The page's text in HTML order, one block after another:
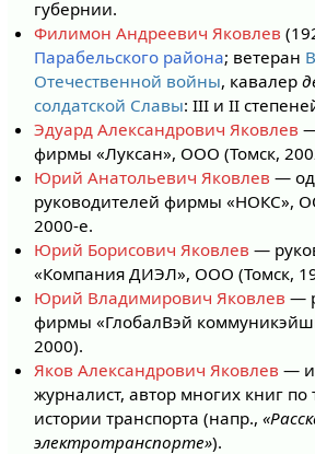
губернии.
Филимон Андреевич Яковлев
Парабельского района; ветеран
Отечественной войны, кавалер
солдатской Славы: III и II
Эдуард Александрович Яковлев
фирмы «Луксан», ООО (Томск,
Юрий Анатольевич Яковлев —
руководителей фирмы «НОКС»,
2000-е.
Юрий Борисович Яковлев —
«Компания ДИЭЛ», ООО (Томск,
Юрий Владимирович Яковлев —
фирмы «ГлобалВэй
2000).
Яков Александрович Яковлев —
журналист, автор многих книг
истории транспорта (напр.,
электротранспорте»).